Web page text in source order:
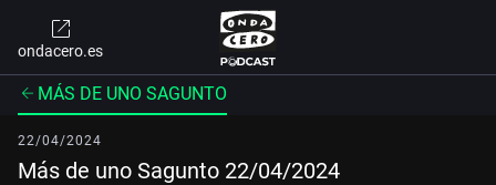
ondacero.es
MÁS DE UNO SAGUNTO
22/04/2024
Más de uno Sagunto 22/04/2024